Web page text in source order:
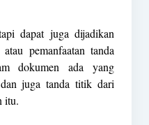
dapat juga dijadikan
pemanfaatan tanda
dokumen ada yang
juga tanda titik dari
itu.